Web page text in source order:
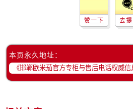
赞一下 去提
本页永久地址：